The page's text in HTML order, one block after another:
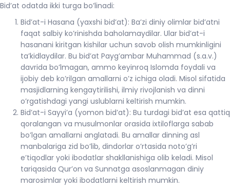
Bid’at odatda ikki turga bo’linadi:
Bid’at-i Hasana (yaxshi bid’at): Ba’zi diniy olimlar bid’atni
faqat salbiy ko’rinishda baholamaydilar. Ular bid’at-i
hasanani kiritgan kishilar uchun savob olish mumkinligini
ta’kidlaydilar. Bu bid’at Payg’ambar Muhammad (s.a.v.)
davrida bo’lmagan, ammo keyinroq Islomda foydali va
ijobiy deb ko’rilgan amallarni o’z ichiga oladi. Misol sifatida
masjidlarning kengaytirilishi, ilmiy rivojlanish va dinni
o’rgatishdagi yangi uslublarni keltirish mumkin.
Bid’at-i Sayyi’a (yomon bid’at): Bu turdagi bid’at esa qattiq
qoralangan va musulmonlar orasida ixtiloflarga sabab
bo’lgan amallarni anglatadi. Bu amallar dinning asl
manbalariga zid bo’lib, dindorlar o’rtasida noto’g’ri
e’tiqodlar yoki ibodatlar shakllanishiga olib keladi. Misol
tariqasida Qur’on va Sunnatga asoslanmagan diniy
marosimlar yoki ibodatlarni keltirish mumkin.